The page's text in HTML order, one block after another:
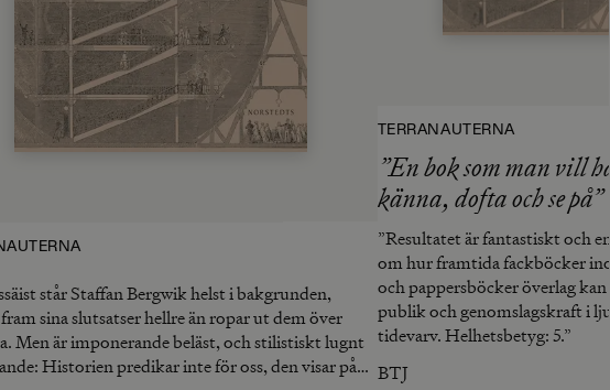
står Staffan Bergwik helst i bakgrunden,
sina slutsatser hellre än ropar ut dem över
Men är imponerande beläst, och stilistiskt lugnt
Historien predikar inte för oss, den visar på
TERRANAUTERNA
”En bok som man vill
känna, dofta och se på”
”Resultatet är fantastiskt och
om hur framtida fackböcker
och pappersböcker överlag
publik och genomslagskraft i
tidevarv. Helhetsbetyg: 5.”
BTJ